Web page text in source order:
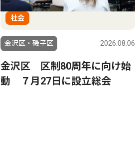
社会
金沢区・磯子区 2026.08.06
金沢区 区制80周年に向け始
動 ７月27日に設立総会